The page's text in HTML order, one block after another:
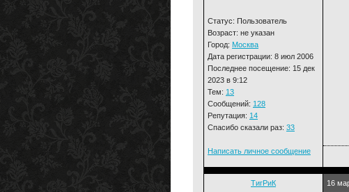
Статус: Пользователь
Возраст: не указан
Город: Москва
Дата регистрации: 8 июл 2006
Последнее посещение: 15 дек
2023 в 9:12
Тем: 13
Сообщений: 128
Репутация: 14
Спасибо сказали раз: 33
Написать личное сообщение
ТигРиК 16